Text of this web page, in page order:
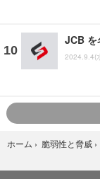
JCB を
2024.9.4(
ホーム › 脆弱性と脅威 ›